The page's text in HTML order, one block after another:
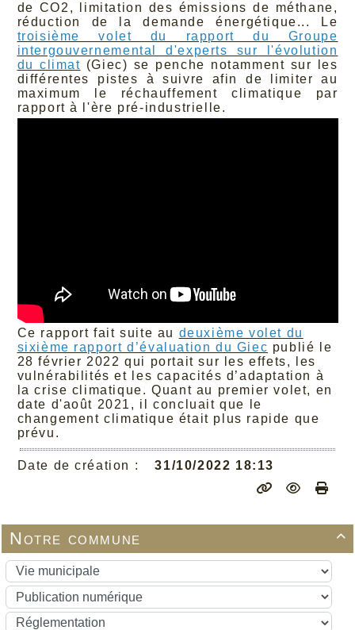

Notre commune
de CO2, limitation des émissions de méthane,
réduction de la demande énergétique... Le
troisième volet du rapport du Groupe
intergouvernemental d'experts sur l'évolution
du climat (Giec) se penche notamment sur les
différentes pistes à suivre afin de limiter au
maximum le réchauffement climatique par
rapport à l'ère pré-industrielle.
Ce rapport fait suite au deuxième volet du
sixième rapport d’évaluation du Giec publié le
28 février 2022 qui portait sur les effets, les
vulnérabilités et les capacités d’adaptation à
la crise climatique. Quant au premier volet, en
date d'août 2021, il concluait que le
changement climatique était plus rapide que
prévu.
Date de création : 31/10/2022 18:13